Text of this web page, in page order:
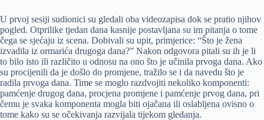
U prvoj sesiji sudionici su gledali oba videozapisa dok se pratio njihov
pogled. Otprilike tjedan dana kasnije postavljana su im pitanja o tome
čega se sjećaju iz scena. Dobivali su upit, primjerice: “Što je žena
izvadila iz ormarića drugoga dana?” Nakon odgovora pitali su ih je li
to bilo isto ili različito u odnosu na ono što je učinila prvoga dana. Ako
su procijenili da je došlo do promjene, tražilo se i da navedu što je
radila prvoga dana. Time se moglo razdvojiti nekoliko komponenti:
pamćenje drugog dana, procjena promjene i pamćenje prvog dana, pri
čemu je svaka komponenta mogla biti ojačana ili oslabljena ovisno o
tome kako su se očekivanja razvijala tijekom gledanja.